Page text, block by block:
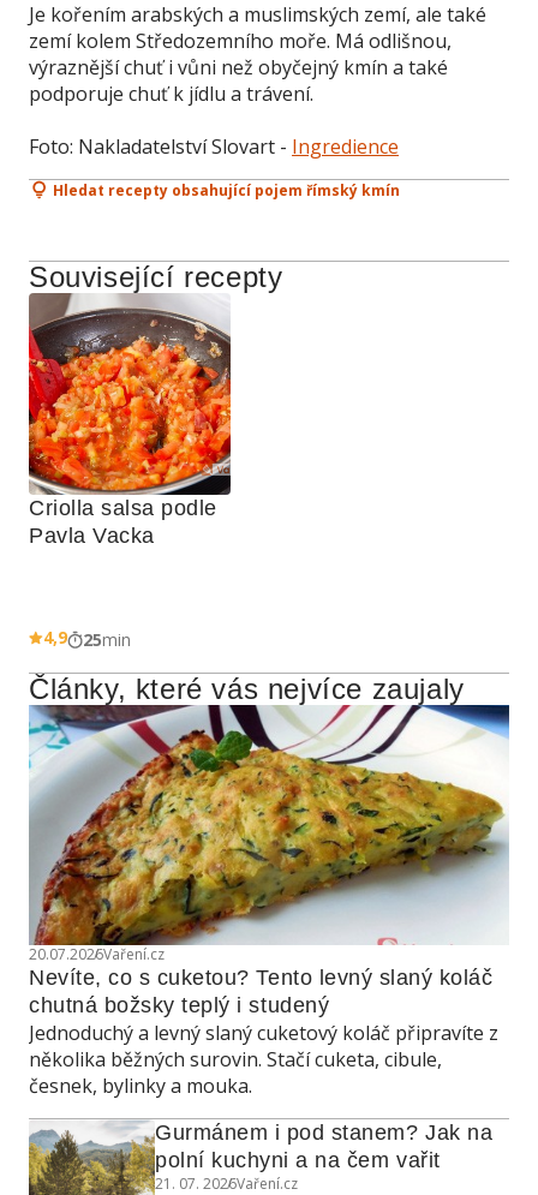
Je kořením arabských a muslimských zemí, ale také
zemí kolem Středozemního moře. Má odlišnou,
výraznější chuť i vůni než obyčejný kmín a také
podporuje chuť k jídlu a trávení.
Foto: Nakladatelství Slovart - Ingredience
Hledat recepty obsahující pojem římský kmín
Související recepty
Criolla salsa podle
Pavla Vacka
4,9 25min
Články, které vás nejvíce zaujaly
20.07.2026Vaření.cz
Nevíte, co s cuketou? Tento levný slaný koláč
chutná božsky teplý i studený
Jednoduchý a levný slaný cuketový koláč připravíte z
několika běžných surovin. Stačí cuketa, cibule,
česnek, bylinky a mouka.
Gurmánem i pod stanem? Jak na
polní kuchyni a na čem vařit
21. 07. 2026Vaření.cz